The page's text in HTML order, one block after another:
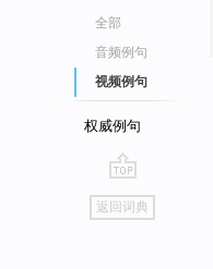
全部
音频例句
视频例句
权威例句
go
top
返回词典